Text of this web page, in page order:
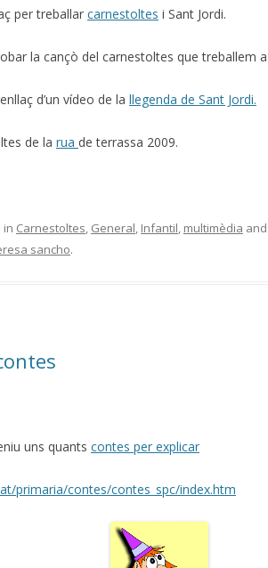
per treballar carnestoltes i Sant Jordi.
la cançò del carnestoltes que treballem
d’un vídeo de la llegenda de Sant Jordi.
de la rua de terrassa 2009.
in Carnestoltes, General, Infantil, multimèdia
sancho.
uns quants contes per explicar
primaria/contes/contes_spc/index.htm